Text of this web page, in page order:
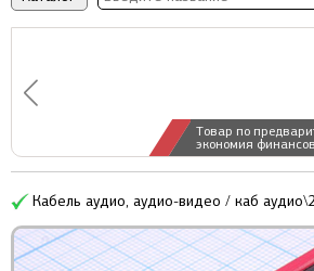
Товар по
экономия
Кабель аудио, аудио-видео / каб